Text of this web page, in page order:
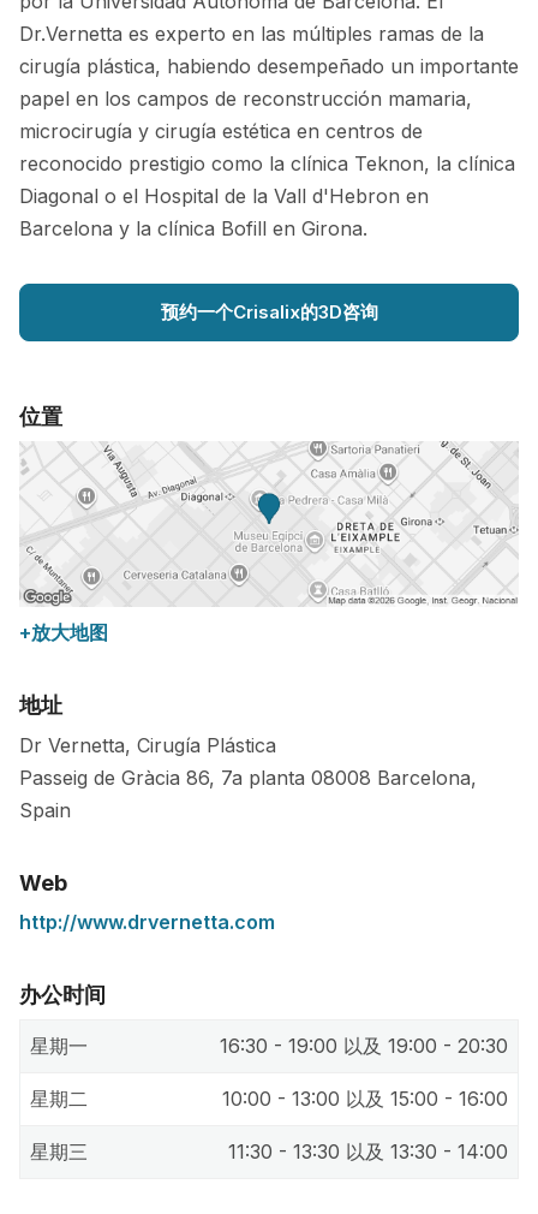
Dr.Vernetta es experto en las múltiples ramas de la
cirugía plástica, habiendo desempeñado un importante
papel en los campos de reconstrucción mamaria,
microcirugía y cirugía estética en centros de
reconocido prestigio como la clínica Teknon, la clínica
Diagonal o el Hospital de la Vall d'Hebron en
Barcelona y la clínica Bofill en Girona.
预约一个Crisalix的3D咨询
位置
+放大地图
地址
Dr Vernetta, Cirugía Plástica
Passeig de Gràcia 86, 7a planta 08008 Barcelona,
Spain
Web
http://www.drvernetta.com
办公时间
星期一 16:30 - 19:00 以及 19:00 - 20:30
星期二 10:00 - 13:00 以及 15:00 - 16:00
星期三 11:30 - 13:30 以及 13:30 - 14:00